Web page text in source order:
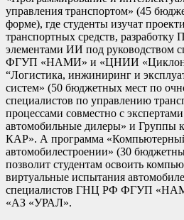
управления транспортом» (45
форме), где студенты изучат
транспортных средств, разработку
элементами ИИ под руководством
ФГУП «НАМИ» и «ЦНИИ
“Логистика, инжиниринг и
систем» (50 бюджетных мест по
специалистов по управлению
процессами совместно с
автомобильные дилеры» и
КАР». А программа
автомобилестроении» (30
позволит студентам освоить
виртуальные испытания
специалистов ГНЦ РФ ФГУП
«АЗ «УРАЛ».